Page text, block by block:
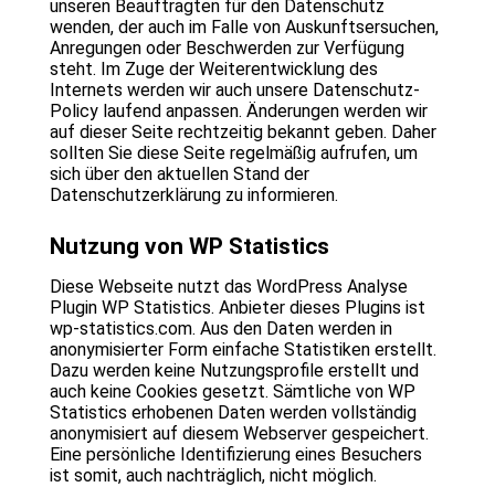
unseren Beauftragten für den Datenschutz
wenden, der auch im Falle von Auskunftsersuchen,
Anregungen oder Beschwerden zur Verfügung
steht. Im Zuge der Weiterentwicklung des
Internets werden wir auch unsere Datenschutz-
Policy laufend anpassen. Änderungen werden wir
auf dieser Seite rechtzeitig bekannt geben. Daher
sollten Sie diese Seite regelmäßig aufrufen, um
sich über den aktuellen Stand der
Datenschutzerklärung zu informieren.
Nutzung von WP Statistics
Diese Webseite nutzt das WordPress Analyse
Plugin WP Statistics. Anbieter dieses Plugins ist
wp-statistics.com. Aus den Daten werden in
anonymisierter Form einfache Statistiken erstellt.
Dazu werden keine Nutzungsprofile erstellt und
auch keine Cookies gesetzt. Sämtliche von WP
Statistics erhobenen Daten werden vollständig
anonymisiert auf diesem Webserver gespeichert.
Eine persönliche Identifizierung eines Besuchers
ist somit, auch nachträglich, nicht möglich.